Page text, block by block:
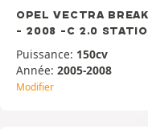
OPEL VECTRA
- 2008 -C 2.0
Puissance: 150cv
Année: 2005-2008
Modifier